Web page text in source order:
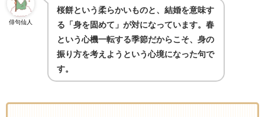
俳句仙人
桜餅という柔らかいものと、結婚を意味す
る「身を固めて」が対になっています。春
という心機一転する季節だからこそ、身の
振り方を考えようという心境になった句で
す。